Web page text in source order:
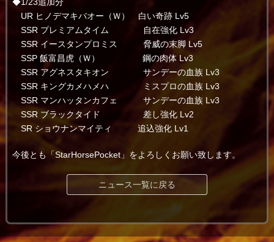
UR ヒノデマキバオー（Ｗ） 白い奇跡 Lv5
SSR プレミアムタイム 自在強化 Lv3
SSR イースタンプロミス 脅威の末脚 Lv5
SSP 飯富昌虎（Ｗ） 鋼の肉体 Lv3
SSR アグネスタキオン サンデーの血族 Lv3
SSR キングカメハメハ ミスプロの血族 Lv3
SSR マンハッタンカフェ サンデーの血族 Lv3
SSR ブラックタイド 差し強化 Lv2
SR ショウナンマイティ 追込強化 Lv1
今後とも「StarHorsePocket」をよろしくお願い致します。
ニュース一覧に戻る